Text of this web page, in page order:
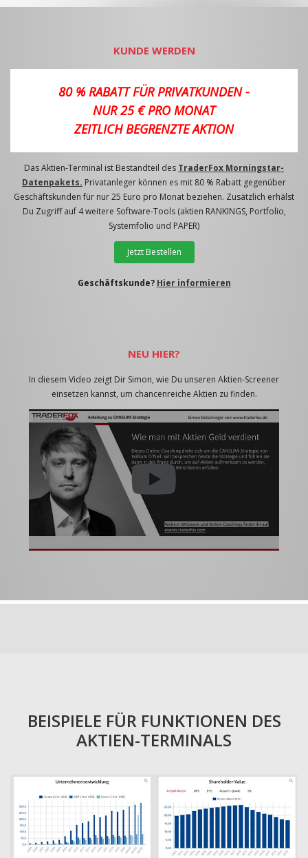
KUNDE WERDEN
80 % RABATT FÜR PRIVATKUNDEN -
NUR 25 € PRO MONAT
ZEITLICH BEGRENZTE AKTION
Das Aktien-Terminal ist Bestandteil des TraderFox Morningstar-
Datenpakets. Privatanleger können es mit 80 % Rabatt gegenüber
Geschäftskunden für nur 25 Euro pro Monat beziehen. Zusätzlich erhälst
Du Zugriff auf 4 weitere Software-Tools (aktien RANKINGS, Portfolio,
Systemfolio und PAPER)
Jetzt Bestellen
Geschäftskunde? Hier informieren
NEU HIER?
In diesem Video zeigt Dir Simon, wie Du unseren Aktien-Screener
einsetzen kannst, um chancenreiche Aktien zu finden.
BEISPIELE FÜR FUNKTIONEN DES
AKTIEN-TERMINALS